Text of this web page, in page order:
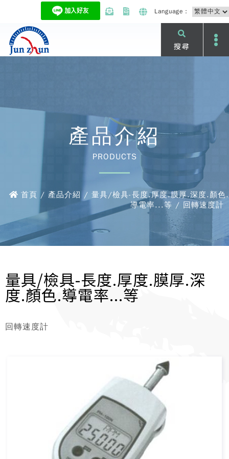
Language：
搜尋
產品介紹
PRODUCTS
首頁 / 產品介紹 / 量具/檢具-長度.厚度.膜厚.深度.顏色.
導電率...等 / 回轉速度計
量具/檢具-長度.厚度.膜厚.深
度.顏色.導電率...等
回轉速度計